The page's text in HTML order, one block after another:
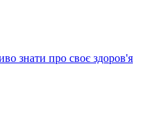
знати про своє здоров'я